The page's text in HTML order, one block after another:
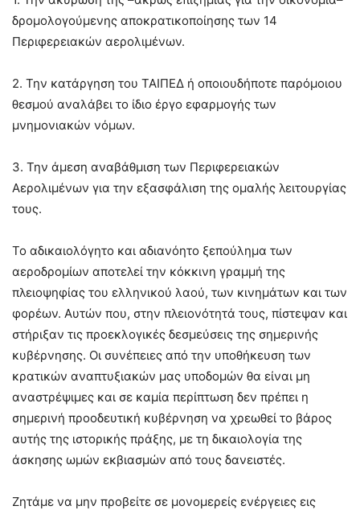
δρομολογούμενης αποκρατικοποίησης των 14
Περιφερειακών αερολιμένων.
2. Την κατάργηση του ΤΑΙΠΕΔ ή οποιουδήποτε παρόμοιου
θεσμού αναλάβει το ίδιο έργο εφαρμογής των
μνημονιακών νόμων.
3. Την άμεση αναβάθμιση των Περιφερειακών
Αερολιμένων για την εξασφάλιση της ομαλής λειτουργίας
τους.
Το αδικαιολόγητο και αδιανόητο ξεπούλημα των
αεροδρομίων αποτελεί την κόκκινη γραμμή της
πλειοψηφίας του ελληνικού λαού, των κινημάτων και των
φορέων. Αυτών που, στην πλειονότητά τους, πίστεψαν και
στήριξαν τις προεκλογικές δεσμεύσεις της σημερινής
κυβέρνησης. Οι συνέπειες από την υποθήκευση των
κρατικών αναπτυξιακών μας υποδομών θα είναι μη
αναστρέψιμες και σε καμία περίπτωση δεν πρέπει η
σημερινή προοδευτική κυβέρνηση να χρεωθεί το βάρος
αυτής της ιστορικής πράξης, με τη δικαιολογία της
άσκησης ωμών εκβιασμών από τους δανειστές.
Ζητάμε να μην προβείτε σε μονομερείς ενέργειες εις